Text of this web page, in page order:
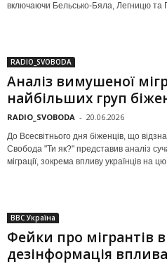
включаючи Бельсько-Бяла, Легницю та
RADIO_SVOBODA
Аналіз вимушеної
найбільших груп
RADIO_SVOBODA - 20.06.2026
До Всесвітнього дня біженців, що
Свобода "Ти як?" представив аналіз
міграції, зокрема впливу українців на
BBC Україна
Фейки про мігрантів в
дезінформація